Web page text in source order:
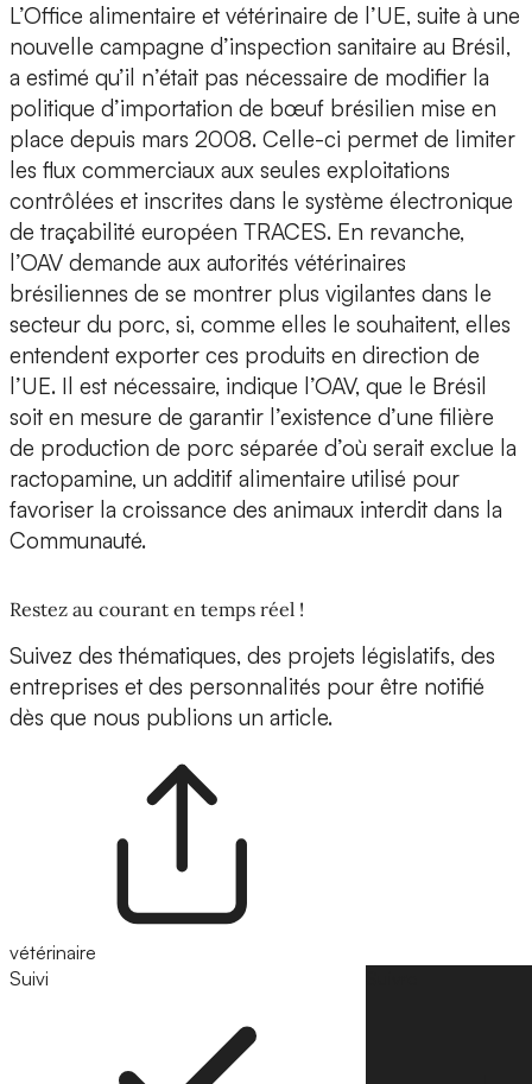
L’Office alimentaire et vétérinaire de l’UE, suite à une
nouvelle campagne d’inspection sanitaire au Brésil,
a estimé qu’il n’était pas nécessaire de modifier la
politique d’importation de bœuf brésilien mise en
place depuis mars 2008. Celle-ci permet de limiter
les flux commerciaux aux seules exploitations
contrôlées et inscrites dans le système électronique
de traçabilité européen TRACES. En revanche,
l’OAV demande aux autorités vétérinaires
brésiliennes de se montrer plus vigilantes dans le
secteur du porc, si, comme elles le souhaitent, elles
entendent exporter ces produits en direction de
l’UE. Il est nécessaire, indique l’OAV, que le Brésil
soit en mesure de garantir l’existence d’une filière
de production de porc séparée d’où serait exclue la
ractopamine, un additif alimentaire utilisé pour
favoriser la croissance des animaux interdit dans la
Communauté.
Restez au courant en temps réel !
Suivez des thématiques, des projets législatifs, des
entreprises et des personnalités pour être notifié
dès que nous publions un article.
vétérinaire
Suivi